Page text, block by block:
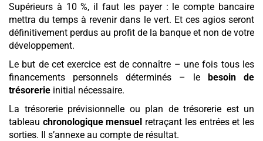
Supérieurs à 10 %, il faut les payer : le compte bancaire
mettra du temps à revenir dans le vert. Et ces agios seront
définitivement perdus au profit de la banque et non de votre
développement.
Le but de cet exercice est de connaître – une fois tous les
financements personnels déterminés – le besoin de
trésorerie initial nécessaire.
La trésorerie prévisionnelle ou plan de trésorerie est un
tableau chronologique mensuel retraçant les entrées et les
sorties. Il s’annexe au compte de résultat.